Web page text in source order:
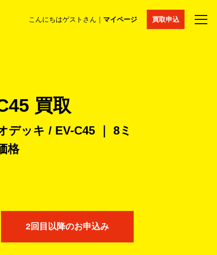
こんにちはゲストさん｜ マイページ 買取申込
コラム マイページ 採用情報 通販サイト
買取
デッキ / EV-C45 ｜ 8ミ
格
2回目以降のお申込み